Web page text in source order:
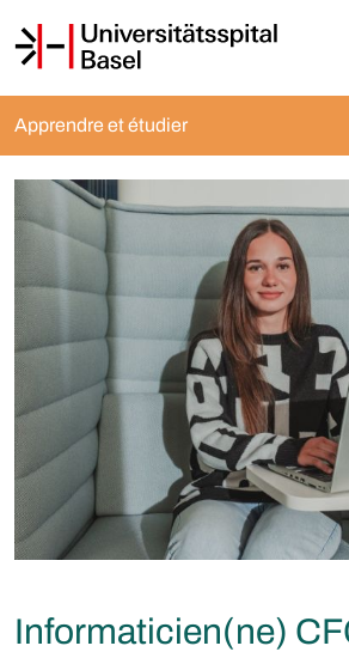
Apprendre et étudier
Informaticien(ne)